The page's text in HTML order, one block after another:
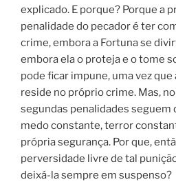
explicado. E porque? Porque a
penalidade do pecador é ter
crime, embora a Fortuna se
embora ela o proteja e o tome
pode ficar impune, uma vez
reside no próprio crime. Mas,
segundas penalidades seguem
medo constante, terror
própria segurança. Por que,
perversidade livre de tal
deixá-la sempre em suspenso?